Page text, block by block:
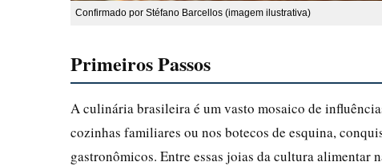
Confirmado por Stéfano Barcellos (imagem ilustrativa)
Primeiros Passos
A culinária brasileira é um vasto mosaico de
cozinhas familiares ou nos botecos de esquina,
gastronômicos. Entre essas joias da cultura alimentar